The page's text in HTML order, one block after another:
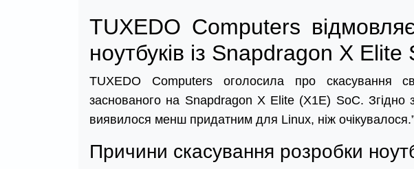
TUXEDO Computers
ноутбуків із Snapdragon X Elite
TUXEDO Computers оголосила про скасування
заснованого на Snapdragon X Elite (X1E) SoC.
виявилося менш придатним для Linux, ніж
Причини скасування розробки